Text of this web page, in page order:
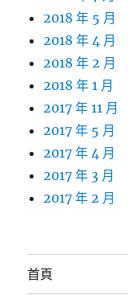
2018 年 5 月
2018 年 4 月
2018 年 2 月
2018 年 1 月
2017 年 11 月
2017 年 5 月
2017 年 4 月
2017 年 3 月
2017 年 2 月
首頁